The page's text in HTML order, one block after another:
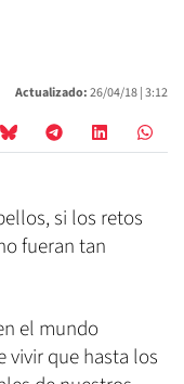
Actualizado:26/04/18 |3:12
si los retos
fueran tan
el mundo
que hasta los